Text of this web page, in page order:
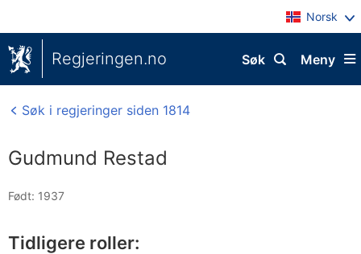
Norsk
Regjeringen.no Meny
Søk
Søk i regjeringer siden 1814
Gudmund Restad
Født: 1937
Tidligere roller: